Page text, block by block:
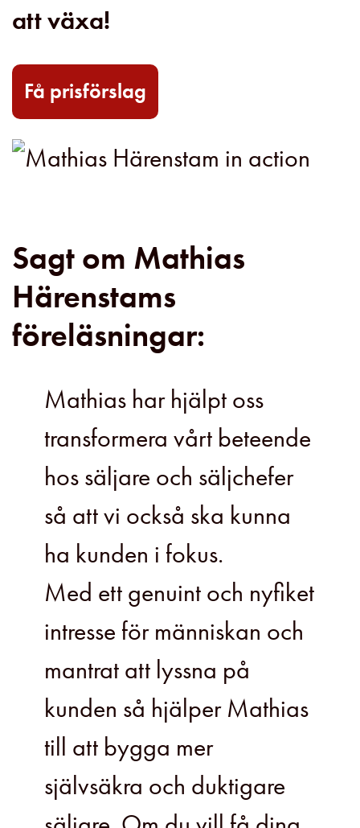
att växa!
Få prisförslag
Sagt om Mathias
Härenstams
föreläsningar:
Mathias har hjälpt oss
transformera vårt beteende
hos säljare och säljchefer
så att vi också ska kunna
ha kunden i fokus.
Med ett genuint och nyfiket
intresse för människan och
mantrat att lyssna på
kunden så hjälper Mathias
till att bygga mer
självsäkra och duktigare